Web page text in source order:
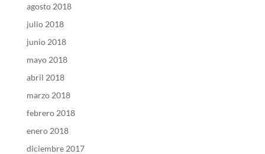
agosto 2018
julio 2018
junio 2018
mayo 2018
abril 2018
marzo 2018
febrero 2018
enero 2018
diciembre 2017